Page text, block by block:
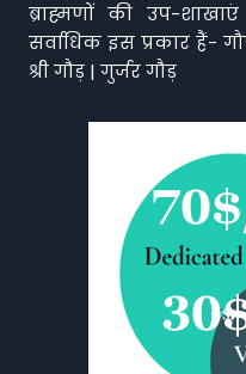
ब्राह्मणों की उप-
सर्वाधिक इस प्रकार हैं-
श्री गौड़ | गुर्जर गौड़